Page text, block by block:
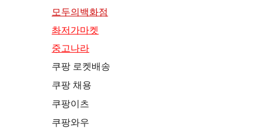
모두의백화점
촤저가마켓
중고나라
쿠팡 로켓배송
쿠팡 채용
쿠팡이츠
쿠팡와우